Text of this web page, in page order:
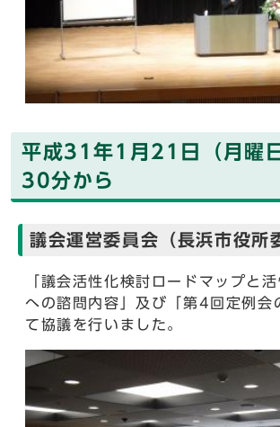
平成31年1月21日（月曜
30分から
議会運営委員会（長浜市役所
「議会活性化検討ロードマップと
への諮問内容」及び「第4回定例会
て協議を行いました。